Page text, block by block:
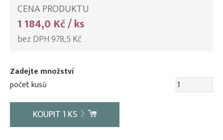
CENA PRODUKTU
1 184,0 Kč / ks
bez DPH 978,5 Kč
Zadejte množství
počet kusů
KOUPIT1 KS